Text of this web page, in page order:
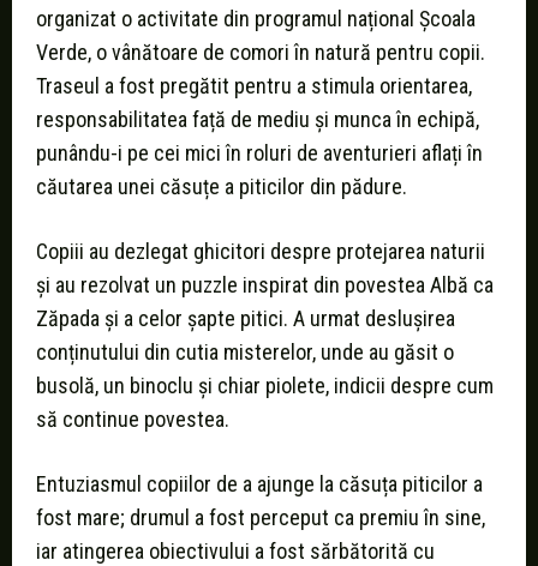
organizat o activitate din programul național Școala
Verde, o vânătoare de comori în natură pentru copii.
Traseul a fost pregătit pentru a stimula orientarea,
responsabilitatea față de mediu și munca în echipă,
punându-i pe cei mici în roluri de aventurieri aflați în
căutarea unei căsuțe a piticilor din pădure.
Copiii au dezlegat ghicitori despre protejarea naturii
și au rezolvat un puzzle inspirat din povestea Albă ca
Zăpada și a celor șapte pitici. A urmat deslușirea
conținutului din cutia misterelor, unde au găsit o
busolă, un binoclu și chiar piolete, indicii despre cum
să continue povestea.
Entuziasmul copiilor de a ajunge la căsuța piticilor a
fost mare; drumul a fost perceput ca premiu în sine,
iar atingerea obiectivului a fost sărbătorită cu